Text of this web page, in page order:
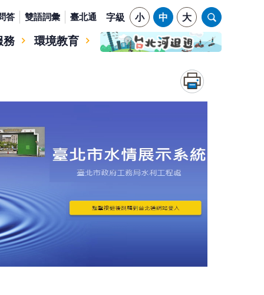
答 雙語詞彙 臺北通 字級 小 中 大
務 環境教育